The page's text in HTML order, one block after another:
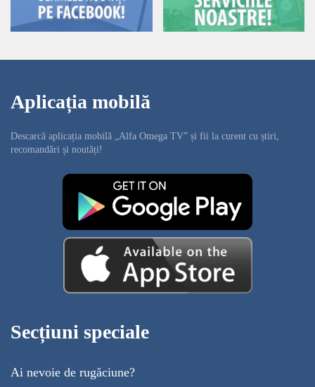
Aplicația mobilă
Descarcă aplicația mobilă „Alfa Omega TV” și fii la curent cu știri,
recomandări și noutăți!
Secțiuni speciale
Ai nevoie de rugăciune?